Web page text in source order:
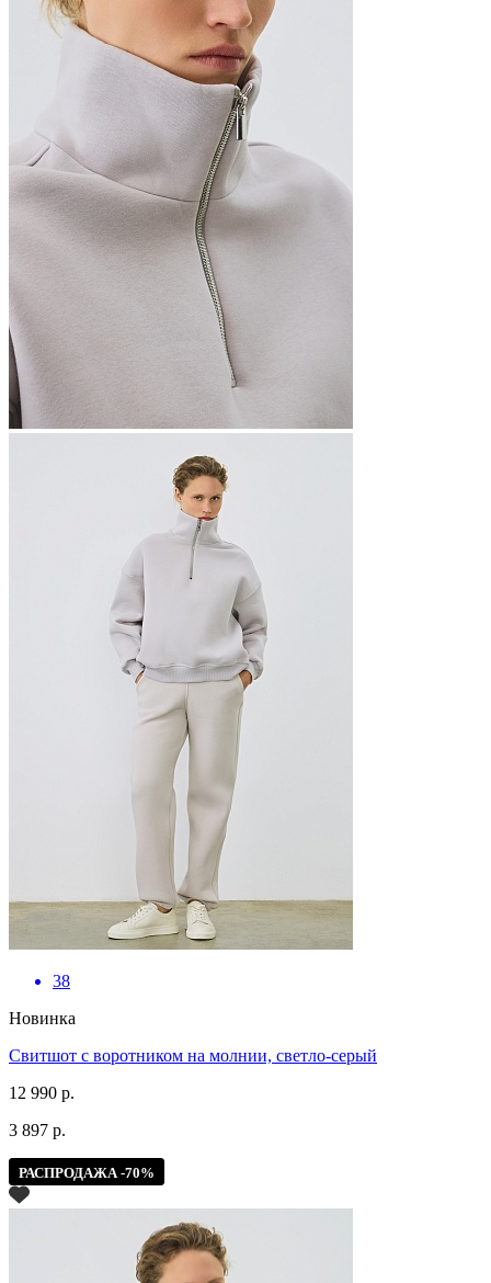
38
Новинка
Свитшот с воротником на молнии, светло-серый
12 990 р.
3 897 р.
РАСПРОДАЖА -70%